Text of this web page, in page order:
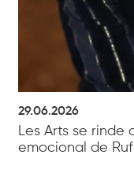
29.06.2026
Les Arts se
emocional de